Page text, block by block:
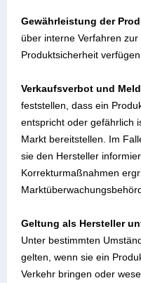
Gewährleistung der
über interne Verfahren
Produktsicherheit verfügen.
Verkaufsverbot und
feststellen, dass ein
entspricht oder gefährlich
Markt bereitstellen. Im
sie den Hersteller
Korrekturmaßnahmen
Geltung als Hersteller
Unter bestimmten
gelten, wenn sie ein
Verkehr bringen oder